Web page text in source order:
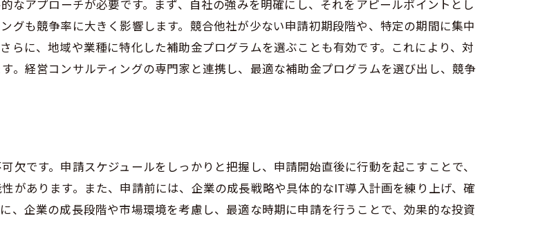
なアプローチが必要です。まず、自社の強みを明確にし、それをアピールポイントとし
グも競争率に大きく影響します。競合他社が少ない申請初期段階や、特定の期間に集中
らに、地域や業種に特化した補助金プログラムを選ぶことも有効です。これにより、対
。経営コンサルティングの専門家と連携し、最適な補助金プログラムを選び出し、競争
です。申請スケジュールをしっかりと把握し、申請開始直後に行動を起こすことで、
があります。また、申請前には、企業の成長戦略や具体的なIT導入計画を練り上げ、確
、企業の成長段階や市場環境を考慮し、最適な時期に申請を行うことで、効果的な投資